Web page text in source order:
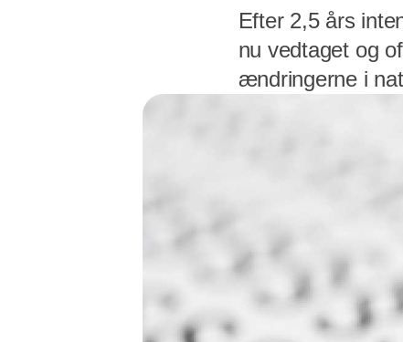
Efter 2,5 års
nu vedtaget og
ændringerne i